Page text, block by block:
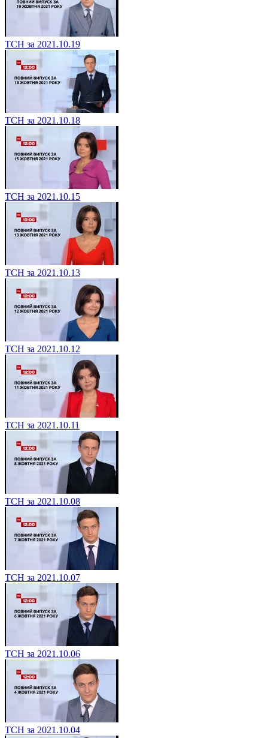
ТСН за 2021.10.19
ТСН за 2021.10.18
ТСН за 2021.10.15
ТСН за 2021.10.13
ТСН за 2021.10.12
ТСН за 2021.10.11
ТСН за 2021.10.08
ТСН за 2021.10.07
ТСН за 2021.10.06
ТСН за 2021.10.04